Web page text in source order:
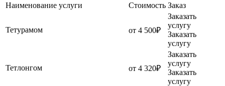
Наименование услуги Стоимость Заказ
Тетурамом от 4 500₽
Заказать
услугу
Заказать
услугу
Тетлонгом от 4 320₽
Заказать
услугу
Заказать
услугу